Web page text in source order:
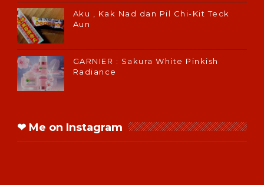
Aku , Kak Nad dan Pil Chi-Kit Teck
Aun
GARNIER : Sakura White Pinkish
Radiance
❤ Me on Instagram